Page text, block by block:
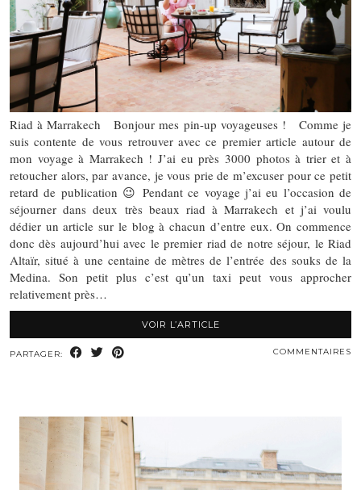
Riad à Marrakech Bonjour mes pin-up voyageuses ! Comme je
suis contente de vous retrouver avec ce premier article autour de
mon voyage à Marrakech ! J’ai eu près 3000 photos à trier et à
retoucher alors, par avance, je vous prie de m’excuser pour ce petit
retard de publication 😉 Pendant ce voyage j’ai eu l’occasion de
séjourner dans deux très beaux riad à Marrakech et j’ai voulu
dédier un article sur le blog à chacun d’entre eux. On commence
donc dès aujourd’hui avec le premier riad de notre séjour, le Riad
Altaïr, situé à une centaine de mètres de l’entrée des souks de la
Medina. Son petit plus c’est qu’un taxi peut vous approcher
relativement près…
VOIR L’ARTICLE
PARTAGER: COMMENTAIRES